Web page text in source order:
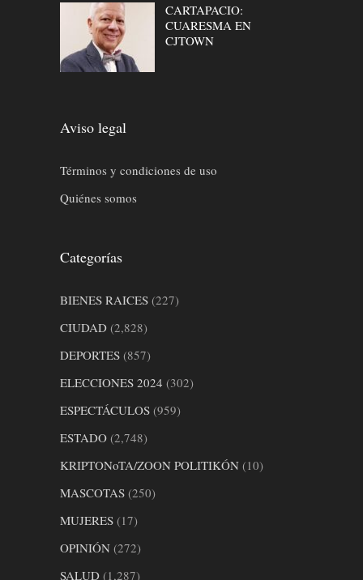
CARTAPACIO:
CUARESMA EN
CJTOWN
Aviso legal
Términos y condiciones de uso
Quiénes somos
Categorías
BIENES RAICES (227)
CIUDAD (2,828)
DEPORTES (857)
ELECCIONES 2024 (302)
ESPECTÁCULOS (959)
ESTADO (2,748)
KRIPTONoTA/ZOON POLITIKÓN (10)
MASCOTAS (250)
MUJERES (17)
OPINIÓN (272)
SALUD (1,287)